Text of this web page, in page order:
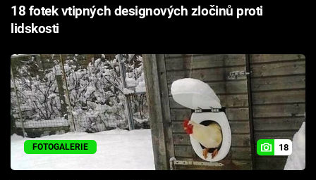
18 fotek vtipných designových zločinů proti
lidskosti
FOTOGALERIE 18